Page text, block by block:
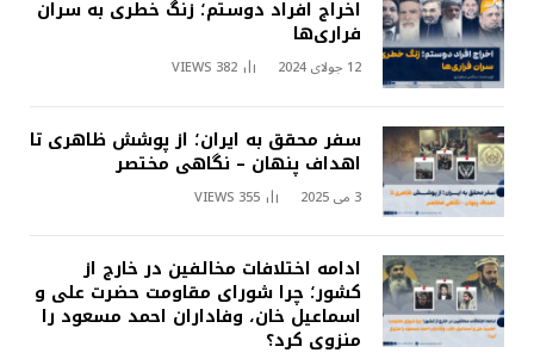
اخراج افراد دوستم؛ زنگ خطری به سران
فراری‌ها
12 جولای 2024 382
VIEWS
سفر محقق به ایران؛ از پوشش ظاهری تا
اهداف پنهان – نگاهی مختصر
3 می 2025 355
VIEWS
ادامه اختلافات مخالفین در خارج از
کشور؛ چرا شورای مقاومت حضرت علی و
اسماعیل خان، وفاداران احمد مسعود را
منزوی کرد؟